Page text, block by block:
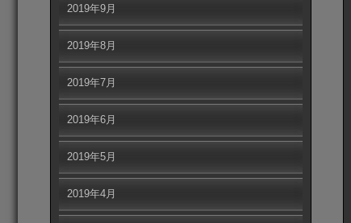
2019年9月
2019年8月
2019年7月
2019年6月
2019年5月
2019年4月